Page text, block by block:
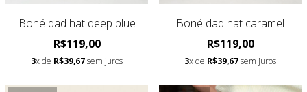
Boné dad hat deep blue
R$119,00
3x de R$39,67sem juros
Boné dad hat caramel
R$119,00
3x de R$39,67sem juros